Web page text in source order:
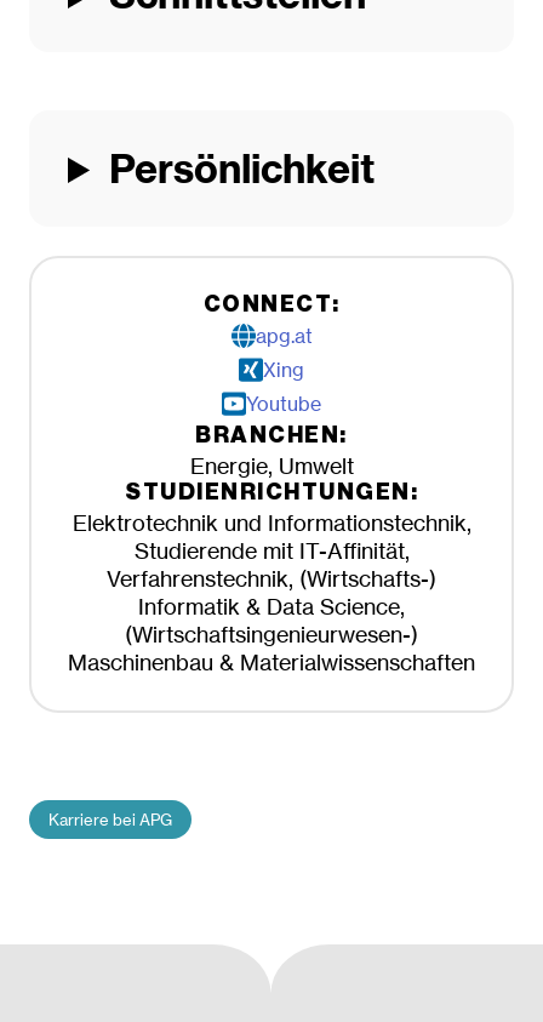
Persönlichkeit
CONNECT:
apg.at
Xing
Youtube
BRANCHEN:
Energie, Umwelt
STUDIENRICHTUNGEN:
Elektrotechnik und Informationstechnik,
Studierende mit IT-Affinität,
Verfahrenstechnik, (Wirtschafts-)
Informatik & Data Science,
(Wirtschaftsingenieurwesen-)
Maschinenbau & Materialwissenschaften
Karriere bei APG